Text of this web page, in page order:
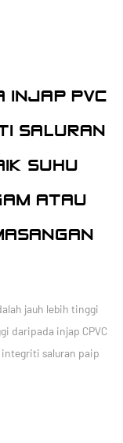
INJAP PVC
SALURAN
SUHU
ATAU
jauh lebih tinggi
daripada injap CPVC
integriti saluran paip